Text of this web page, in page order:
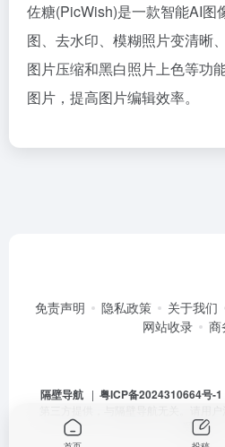
佐糖(PicWish)是一款智能AI图
图、去水印、模糊照片变清晰
图片压缩和黑白照片上色等功
图片，提高图片编辑效率。
免责声明 隐私政策 关于我们
网站收录
商
隔壁导航| 粤ICP备2024310664号-1
受骗。